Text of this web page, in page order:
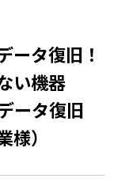
ータ復旧！
い機器
ータ復旧
）